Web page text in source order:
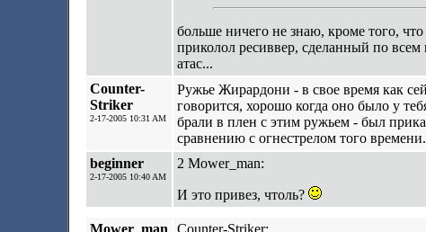
больше ничего не знаю, кроме того,
приколол ресиввер, сделанный по
атас...
Counter-
Striker
2-17-2005 10:31 AM
Ружье Жирардони - в свое время как
говорится, хорошо когда оно было у
брали в плен с этим ружьем - был
сравнению с огнестрелом того времени.
beginner
2-17-2005 10:40 AM
2 Mower_man:
И это привез, чтоль?
Mower_man
Counter-Striker: